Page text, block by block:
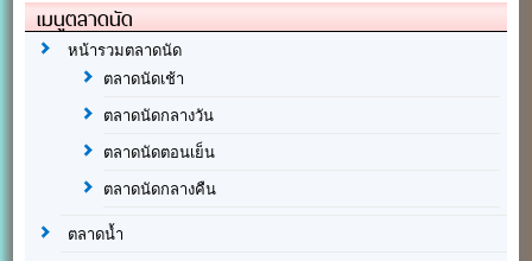
เมนูตลาดนัด
หน้ารวมตลาดนัด
ตลาดนัดเช้า
ตลาดนัดกลางวัน
ตลาดนัดตอนเย็น
ตลาดนัดกลางคืน
ตลาดน้ำ